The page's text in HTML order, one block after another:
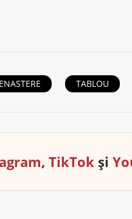
TABLOU
,TikTok și